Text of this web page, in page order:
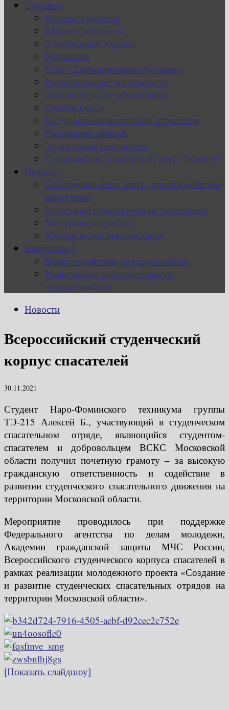
Студенту
Целевое обучение
Кабинет психолога
Электронный журнал
Родителям
Сайт «Дистанционное обучение»
Воспитательная деятельность
Дополнительное образование
Онлайн-курсы
Государственная итоговая аттестация
Расписание занятий
Электронная библиотека
Студенческий спортивный клуб “Вымпел”
Педагогу
Соблюдение норм этики, противодействие
коррупции
Аттестация педагогических работников
Методическая работа
Методические рекомендации
Выпускнику
Центр содействия трудоустройству
Информация работодателям по
трудоустройству
Новости
Всероссийский студенческий
корпус спасателей
30.11.2021
Студент Наро-Фоминского техникума группы
ТЭ-215 Алексей Б., участвующий в студенческом
спасательном отряде, являющийся студентом-
спасателем и добровольцем ВСКС Московской
области получил почетную грамоту – за высокую
гражданскую ответственность и содействие в
развитии студенческого спасательного движения на
территории Московской области.
Мероприятие проводилось при поддержке
Федерального агентства по делам молодежи,
Академии гражданской защиты МЧС России,
Всероссийского студенческого корпуса спасателей в
рамках реализации молодежного проекта «Создание
и развитие студенческих спасательных отрядов на
территории Московской области».
[Показать слайдшоу]